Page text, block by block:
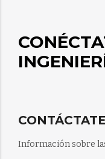
Información sobre